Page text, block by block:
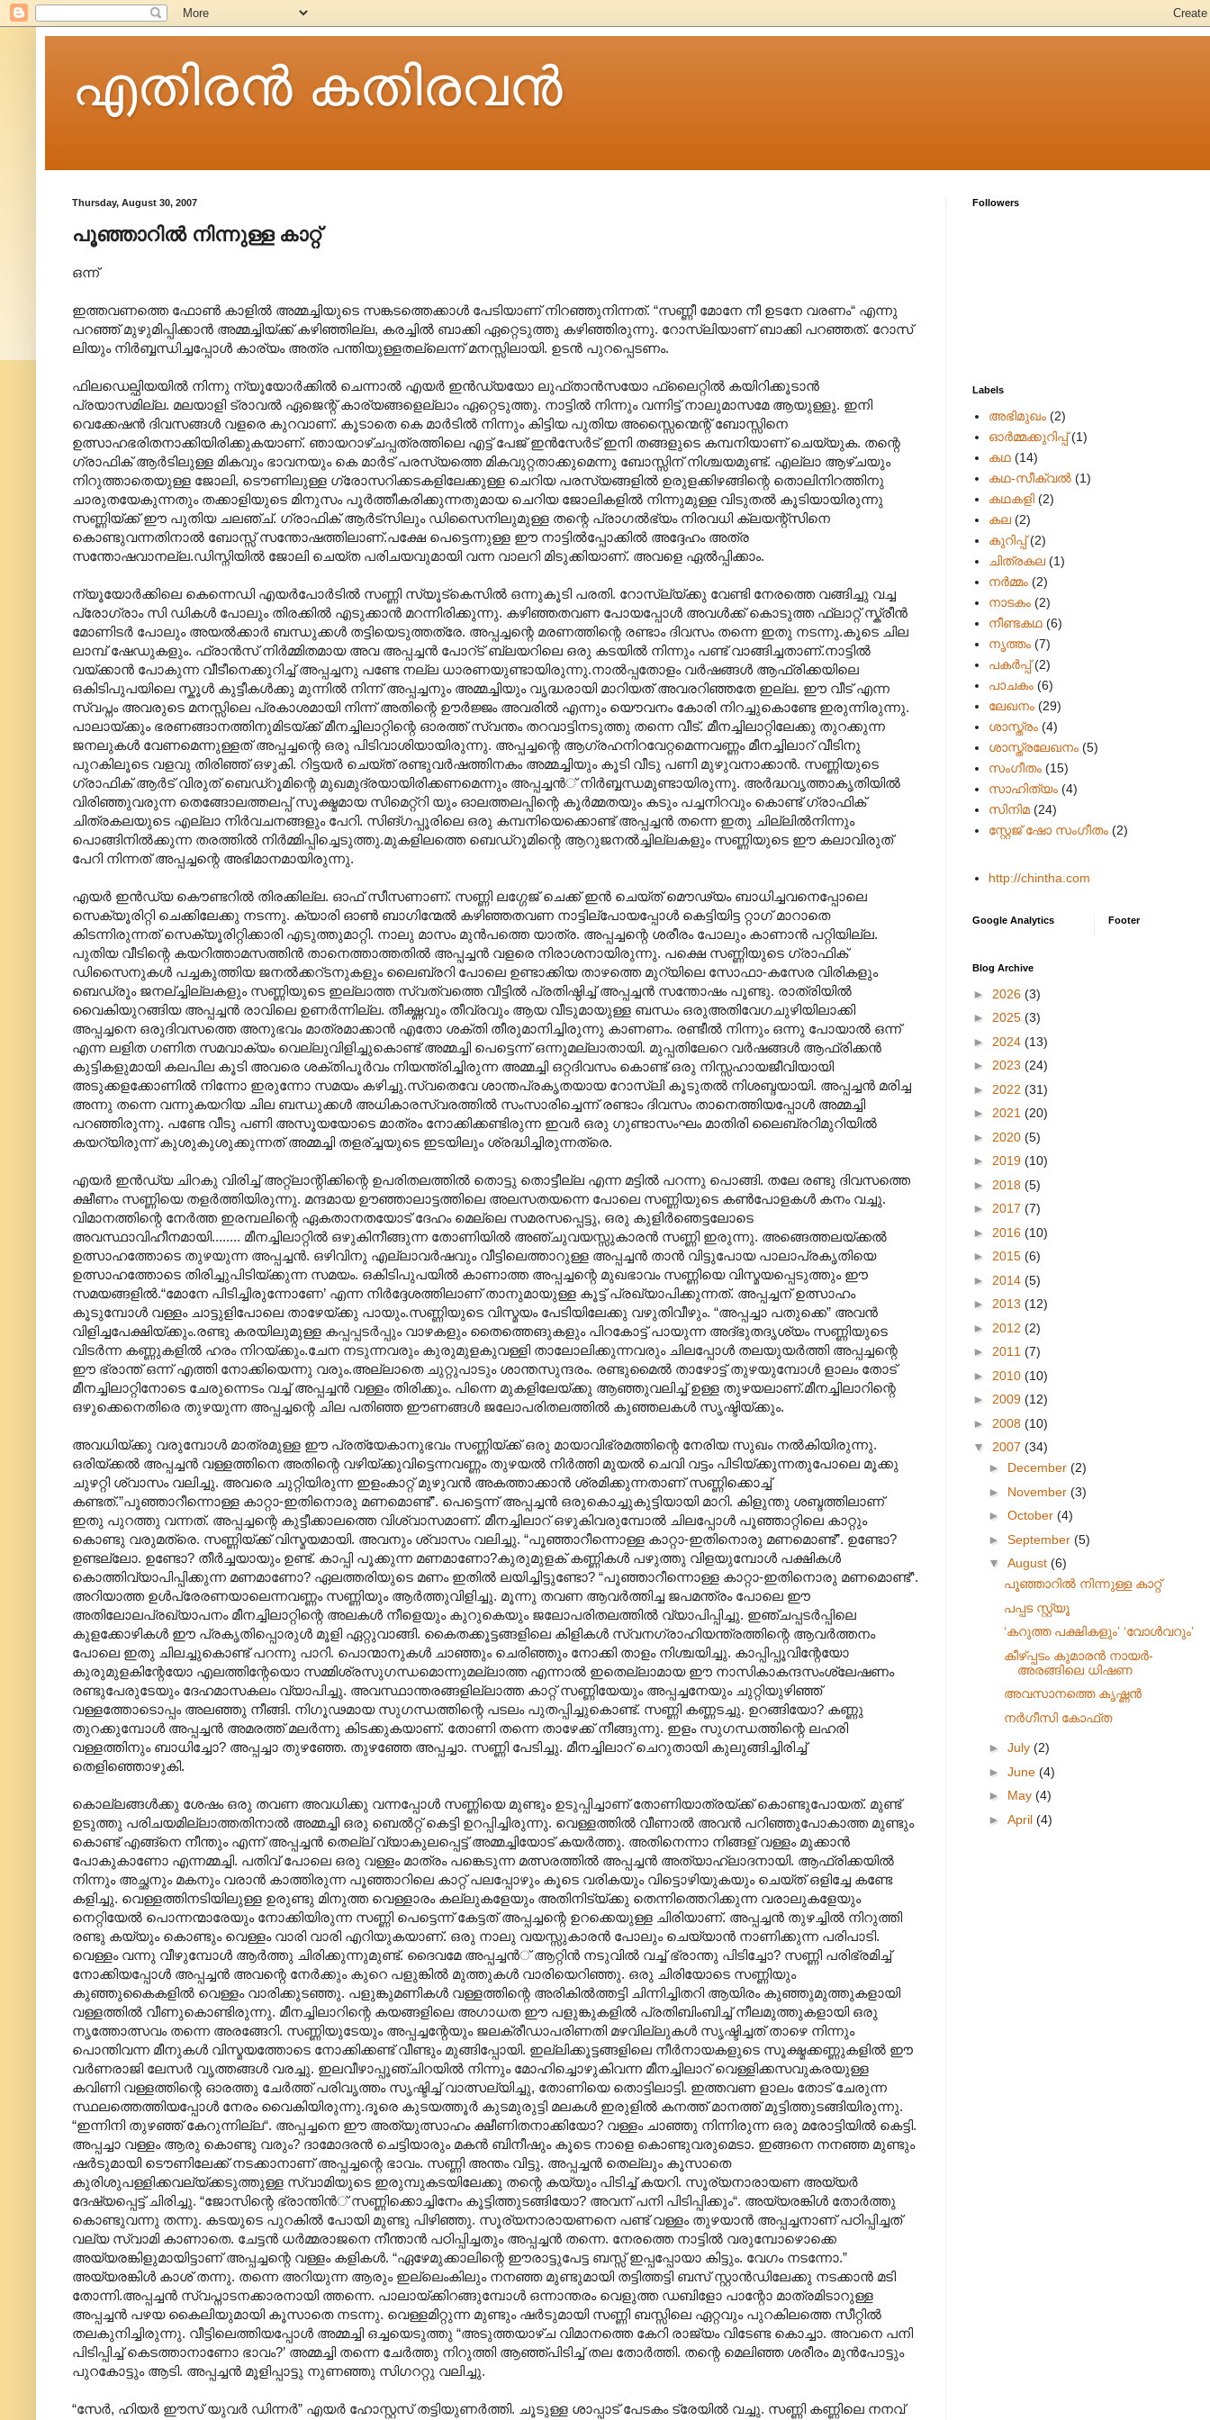
എതിരന്‍ കതിരവന്‍
Thursday, August 30, 2007
പൂഞ്ഞാറില്‍ നിന്നുള്ള കാറ്റ്
ഒന്ന്
ഇത്തവണത്തെ ഫോണ്‍ കാളില്‍ അമ്മച്ചിയുടെ സങ്കടത്തെക്കാള്‍ പേടിയാണ് നിറഞ്ഞുനിന്നത്. “സണ്ണീ മോനേ നീ ഉടനേ വരണം“ എന്നു
പറഞ്ഞ് മുഴുമിപ്പിക്കാന്‍ അമ്മച്ചിയ്ക്ക് കഴിഞ്ഞില്ല, കരച്ചില്‍ ബാക്കി ഏറ്റെടുത്തു കഴിഞ്ഞിരുന്നു. റോസ്‌ലിയാണ് ബാക്കി പറഞ്ഞത്. റോസ്
ലിയും നിര്‍ബ്ബന്ധിച്ചപ്പോള്‍ കാര്യം അത്ര പന്തിയുള്ളതല്ലെന്ന് മനസ്സിലായി. ഉടന്‍ പുറപ്പെടണം.
ഫിലഡെല്ഫിയയില്‍ നിന്നു ന്യൂയോര്‍ക്കില്‍ ചെന്നാല്‍ എയര്‍ ഇന്‍ഡ്യയോ ലുഫ്താന്‍സയോ ഫ്ലൈറ്റില്‍ കയിറിക്കൂടാന്‍
പ്രയാസമില്ല. മലയാളി ട്രാവല്‍ ഏജെന്റ് കാര്യങ്ങളെല്ലാം ഏറ്റെടുത്തു. നാട്ടില്‍ നിന്നും വന്നിട്ട് നാലുമാസമേ ആയുള്ളു. ഇനി
വെക്കേഷന്‍ ദിവസങ്ങള്‍ വളരെ കുറവാണ്. കൂടാതെ കെ മാര്‍ടില്‍ നിന്നും കിട്ടിയ പുതിയ അസ്സൈന്മെന്റ് ബോസ്സിനെ
ഉത്സാഹഭരിതനാക്കിയിരിക്കുകയാണ്. ഞായറാഴ്ചപ്പത്രത്തിലെ എട്ട് പേജ് ഇന്‍സേര്‍ട് ഇനി തങ്ങളുടെ കമ്പനിയാണ് ചെയ്യുക. തന്റെ
ഗ്രാഫിക് ആര്‍ടിലുള്ള മികവും ഭാവനയും കെ മാര്‍ട് പരസ്യത്തെ മികവുറ്റതാക്കുമെന്നു ബോസ്സിന് നിശ്ചയമുണ്ട്. എല്ലാ ആഴ്ചയും
നിറുത്താതെയുള്ള ജോലി, ടൌണിലുള്ള ഗ്രോസറിക്കടകളിലേക്കുള്ള ചെറിയ പരസ്യങ്ങളില്‍ ഉരുളക്കിഴങ്ങിന്റെ തൊലിനിറത്തിനു
ചാരുതയേകുന്നതും തക്കാളിയുടെ മിനുസം പൂര്‍ത്തീകരിക്കുന്നതുമായ ചെറിയ ജോലികളില്‍ നിന്നുമുള്ള വിടുതല്‍ കൂടിയായിരുന്നു
സണ്ണിയ്ക്ക് ഈ പുതിയ ചലഞ്ച്. ഗ്രാഫിക് ആര്‍ട്സിലും ഡിസൈനിലുമുള്ള തന്റെ പ്രാഗല്‍ഭ്യം നിരവധി ക്ലയന്റ്സിനെ
കൊണ്ടുവന്നതിനാല്‍ ബോസ്സ് സന്തോഷത്തിലാണ്.പക്ഷേ പെട്ടെന്നുള്ള ഈ നാട്ടില്‍പ്പോക്കില്‍ അദ്ദേഹം അത്ര
സന്തോഷവാനല്ല.ഡിസ്നിയില്‍ ജോലി ചെയ്ത പരിചയവുമായി വന്ന വാലറി മിടുക്കിയാണ്. അവളെ ഏല്‍പ്പിക്കാം.
ന്യൂയോര്‍ക്കിലെ കെന്നെഡി എയര്‍പോര്‍ടില്‍ സണ്ണി സ്യൂട്കെസില്‍ ഒന്നുകൂടി പരതി. റോസ്ല്യ്ക്കു വേണ്ടി നേരത്തെ വങ്ങിച്ചു വച്ച
പ്രോഗ്രാം സി ഡികള്‍ പോലും തിരക്കില്‍ എടുക്കാന്‍ മറന്നിരിക്കുന്നു. കഴിഞ്ഞതവണ പോയപ്പോള്‍ അവള്‍ക്ക് കൊടുത്ത ഫ്ലാറ്റ് സ്ക്രീന്‍
മോണിടര്‍ പോലും അയല്‍ക്കാര്‍ ബന്ധുക്കള്‍ തട്ടിയെടുത്തത്രേ. അപ്പച്ചന്റെ മരണത്തിന്റെ രണ്ടാം ദിവസം തന്നെ ഇതു നടന്നു.കൂടെ ചില
ലാമ്പ് ഷേഡുകളും. ഫ്രാന്‍സ് നിര്‍മ്മിതമായ അവ അപ്പച്ചന്‍ പോറ്ട് ബ്ലയറിലെ ഒരു കടയില്‍ നിന്നും പണ്ട് വാങ്ങിച്ചതാണ്.നാട്ടില്‍
വയ്ക്കാന്‍ പോകുന്ന വീടീനെക്കുറിച്ച് അപ്പച്ചനു പണ്ടേ നല്ല ധാരണയുണ്ടായിരുന്നു.നാല്‍പ്പതോളം വര്‍ഷങ്ങള്‍ ആഫ്രിക്കയിലെ
ഒകിടിപുപയിലെ സ്കൂള്‍ കുട്ടീകള്‍ക്കു മുന്നില്‍ നിന്ന് അപ്പച്ചനും അമ്മച്ചിയും വൃദ്ധരായി മാറിയത് അവരറിഞ്ഞതേ ഇല്ല. ഈ വീട് എന്ന
സ്വപ്നം അവരുടെ മനസ്സിലെ പ്രകാശമായി നിന്ന് അതിന്റെ ഊര്‍ജ്ജം അവരില്‍ എന്നും യൌവനം കോരി നിറച്ചുകൊണ്ടേ ഇരുന്നിരുന്നു.
പാലായ്ക്കും ഭരണങ്ങാനത്തിനുമിടയ്ക്ക് മീനച്ചിലാറ്റിന്റെ ഓരത്ത് സ്വന്തം തറവാട്ടിനടുത്തു തന്നെ വീട്. മീനച്ചിലാറ്റിലേക്കു തുറക്കുന്ന
ജനലുകള്‍ വേണമെന്നുള്ളത് അപ്പച്ചന്റെ ഒരു പിടിവാശിയായിരുന്നു. അപ്പച്ചന്റെ ആഗ്രഹനിറവേറ്റമെന്നവണ്ണം മീനച്ചിലാറ് വീടിനു
പുറകിലൂടെ വളവു തിരിഞ്ഞ് ഒഴുകി. റിട്ടയര്‍ ചെയ്ത് രണ്ടുവര്‍ഷത്തിനകം അമ്മച്ചിയും കൂടി വീടു പണി മുഴുവനാക്കാന്‍. സണ്ണിയുടെ
ഗ്രാഫിക് ആര്‍ട് വിരുത് ബെഡ്‌റൂമിന്റെ മുഖമുദ്രയായിരിക്കണമെന്നും അപ്പച്ചന്‍് നിര്‍ബ്ബന്ധമുണ്ടായിരുന്നു. അര്‍ദ്ധവൃത്താകൃതിയില്‍
വിരിഞ്ഞുവരുന്ന തെങ്ങോലത്തലപ്പ് സൂക്ഷ്മമായ സിമെറ്റ്റി യും ഓലത്തലപ്പിന്റെ കൂര്‍മ്മതയും കടും പച്ചനിറവും കൊണ്ട് ഗ്രാഫിക്
ചിത്രകലയുടെ എല്ലാ നിര്‍വചനങ്ങളും പേറി. സിങ്ഗപ്പൂരിലെ ഒരു കമ്പനിയെക്കൊണ്ട് അപ്പച്ചന്‍ തന്നെ ഇതു ചില്ലില്‍നിന്നും
പൊങ്ങിനില്‍ക്കുന്ന തരത്തില്‍ നിര്‍മ്മിപ്പിച്ചെടുത്തു.മുകളിലത്തെ ബെഡ്‌റൂമിന്റെ ആറുജനല്‍ച്ചില്ലകളും സണ്ണിയുടെ ഈ കലാവിരുത്
പേറി നിന്നത് അപ്പച്ചന്റെ അഭിമാനമായിരുന്നു.
എയര്‍ ഇന്‍ഡ്യ കൌണ്ടറില്‍ തിരക്കില്ല. ഓഫ് സീസണാണ്. സണ്ണി ലഗ്ഗേജ് ചെക്ക് ഇന്‍ ചെയ്ത് മൌഢ്യം ബാധിച്ചവനെപ്പോലെ
സെക്യൂരിറ്റി ചെക്കിലേക്കു നടന്നു. ക്യാരി ഓണ്‍ ബാഗിന്മേല്‍ കഴിഞ്ഞതവണ നാട്ടില്പോയപ്പോള്‍ കെട്ടിയിട്ട റ്റാഗ് മാറാതെ
കിടന്നിരുന്നത് സെക്യൂരിറ്റിക്കാരി എടുത്തുമാറ്റി. നാലു മാസം മുന്‍പത്തെ യാത്ര. അപ്പച്ചന്റെ ശരീരം പോലും കാണാന്‍ പറ്റിയില്ല.
പുതിയ വീടിന്റെ കയറിത്താമസത്തിന്‍ താനെത്താത്തതില്‍ അപ്പച്ചന്‍ വളരെ നിരാശനായിരുന്നു. പക്ഷെ സണ്ണിയുടെ ഗ്രാഫിക്
ഡിസൈനുകള്‍ പച്ചകുത്തിയ ജനല്‍ക്കറ്ടനുകളും ലൈബ്രറി പോലെ ഉണ്ടാക്കിയ താഴത്തെ മുറ്യിലെ സോഫാ-കസേര വിരികളും
ബെഡ്രൂം ജനല്ച്ചില്ലകളും സണ്ണിയുടെ ഇല്ലാത്ത സ്വത്വത്തെ വീട്ടില്‍ പ്രതിഷ്ഠിച്ച് അപ്പച്ചന്‍ സന്തോഷം പൂണ്ടു. രാത്രിയില്‍
വൈകിയുറങ്ങിയ അപ്പച്ചന്‍ രാവിലെ ഉണര്‍‍ന്നില്ല. തീക്ഷ്ണവും തീവ്രവും ആയ വീടുമായുള്ള ബന്ധം ഒരുഅതിവേഗചുഴിയിലാക്കി
അപ്പച്ചനെ ഒരുദിവസത്തെ അനുഭവം മാത്രമാക്കാന്‍ എതോ ശക്തി തീരുമാനിച്ചിരുന്നു കാണണം. രണ്ടീല്‍ നിന്നും ഒന്നു പോയാല്‍ ഒന്ന്
എന്ന ലളിത ഗണിത സമവാക്യം വെല്ലുവിളിച്ചുകൊണ്ട് അമ്മച്ചി പെട്ടെന്ന് ഒന്നുമല്ലാതായി. മുപ്പതിലേറെ വര്‍ഷങ്ങള്‍ ആഫ്രിക്കന്‍
കുട്ടികളുമായി കലപില കൂടി അവരെ ശക്തിപൂര്‍വം നിയന്ത്രിച്ചിരുന്ന അമ്മച്ചി ഒറ്റദിവസം കൊണ്ട് ഒരു നിസ്സഹായജീവിയായി
അടുക്കളക്കോണില്‍ നിന്നോ ഇരുന്നോ സമയം കഴിച്ചു.സ്വതെവേ ശാന്തപ്രകൃതയായ റോസ്‌ലി കൂടുതല്‍ നിശബ്ദയായി. അപ്പച്ചന്‍ മരിച്ച
അന്നു തന്നെ വന്നുകയറിയ ചില ബന്ധുക്കള്‍ അധികാരസ്വരത്തില്‍ സംസാരിച്ചെന്ന് രണ്ടാം ദിവസം താനെത്തിയപ്പോള്‍ അമ്മച്ചി
പറഞ്ഞിരുന്നു. പണ്ടേ വീടു പണി അസൂയയോടെ മാത്രം നോക്കിക്കണ്ടിരുന്ന ഇവര്‍ ഒരു ഗുണ്ടാസംഘം മാതിരി ലൈബ്രറിമുറിയില്‍
കയറ്യിരുന്ന് കുശുകുശുക്കുന്നത് അമ്മച്ചി തളര്ച്ചയുടെ ഇടയിലും ശ്രദ്ധിച്ചിരുന്നത്രെ.
എയര്‍ ഇന്‍ഡ്യ ചിറകു വിരിച്ച് അറ്റ്ലാന്റിക്കിന്റെ ഉപരിതലത്തില്‍ തൊട്ടു തൊട്ടീല്ല എന്ന മട്ടില്‍ പറന്നു പൊങ്ങി. തലേ രണ്ടു ദിവസത്തെ
ക്ഷീണം സണ്ണിയെ തളര്‍ത്തിയിരുന്നു. മന്ദമായ ഊഞ്ഞാലാട്ടത്തിലെ അലസതയന്നെ പോലെ സണ്ണിയുടെ കണ്‍പോളകള്‍ കനം വച്ചു.
വിമാനത്തിന്റെ നേര്‍ത്ത ഇരമ്പലിന്റെ ഏകതാനതയോട് ദേഹം മെല്ലെ സമരസപ്പെട്ടു, ഒരു കുളിര്‍ഞെട്ടലോടെ
അവസ്ഥാവിഹീനമായി........ മീനച്ചിലാറ്റില്‍ ഒഴുകിനീങ്ങുന്ന തോണിയില്‍ അഞ്ചുവയസ്സുകാരന്‍ സണ്ണി ഇരുന്നു. അങ്ങെത്തലയ്ക്കല്‍
ഉത്സാഹത്തോടെ തുഴയുന്ന അപ്പച്ചന്‍. ഒഴിവിനു എല്ലാവര്‍ഷവും വീട്ടിലെത്താറുള്ള അപ്പച്ചന്‍ താന്‍ വിട്ടുപോയ പാലാപ്രകൃതിയെ
ഉത്സാഹത്തോടെ തിരിച്ചുപിടിയ്ക്കുന്ന സമയം. ഒകിടിപുപയില്‍ കാണാത്ത അപ്പച്ചന്റെ മുഖഭാവം സണ്ണിയെ വിസ്മയപ്പെടുത്തും ഈ
സമയങ്ങളില്‍.“മോനേ പിടിച്ചിരുന്നോണേ’ എന്ന നിര്‍ദ്ദേശത്തിലാണ് താനുമായുള്ള കൂട്ട് പ്രഖ്യാപിക്കുന്നത്. അപ്പച്ചന് ഉത്സാഹം
കൂടുമ്പോള്‍ വള്ളം ചാട്ടുളിപോലെ താഴേയ്ക്കു പായും.സണ്ണിയുടെ വിസ്മയം പേടിയിലേക്കു വഴുതിവീഴും. “അപ്പച്ചാ പതുക്കെ” അവന്‍
വിളിച്ചപേക്ഷിയ്ക്കും.രണ്ടു കരയിലുമുള്ള കപ്പപ്പടര്‍പ്പും വാഴകളും തൈത്തെങുകളും പിറകോട്ട് പായുന്ന അദ്ഭുതദൃശ്യം സണ്ണിയുടെ
വിടര്‍ന്ന കണ്ണുകളില്‍ ഹരം നിറയ്ക്കും.ചേന നടുന്നവരും കുരുമുള‍കുവള്ളി താലോലിക്കുന്നവരും ചിലപ്പോള്‍ തലയുയര്‍ത്തി അപ്പച്ചന്റെ
ഈ ഭ്രാന്ത് ഒന്ന് എത്തി നോക്കിയെന്നു വരും.അല്ലാതെ ചുറ്റുപാടും ശാന്തസുന്ദരം. രണ്ടുമൈല്‍ താഴോട്ട് തുഴയുമ്പോള്‍ ളാലം തോട്
മീനച്ചിലാറ്റിനോടെ ചേരുന്നെടം വച്ച് അപ്പച്ചന്‍ വള്ളം തിരിക്കും. പിന്നെ മുകളിലേയ്ക്കു ആഞ്ഞുവലിച്ച് ഉള്ള തുഴയലാണ്.മീനച്ചിലാറിന്റെ
ഒഴുക്കെനെതിരെ തുഴയുന്ന അപ്പച്ചന്റെ ചില പതിഞ്ഞ ഈണങ്ങള്‍ ജലോപരിതലത്തില്‍ കുഞ്ഞലകള്‍ സൃഷ്ടിയ്ക്കും.
അവധിയ്ക്കു വരുമ്പോള്‍ മാത്രമുള്ള ഈ പ്രത്യേകാനുഭവം സണ്ണിയ്ക്ക് ഒരു മായാവിഭ്രമത്തിന്റെ നേരിയ സുഖം നല്‍കിയിരുന്നു.
ഒരിയ്ക്കല്‍ അപ്പച്ചന്‍ വള്ളത്തിനെ അതിന്റെ വഴിയ്ക്കുവിട്ടെന്നവണ്ണം തുഴയല്‍ നിര്‍ത്തി മുയല്‍ ചെവി വട്ടം പിടിയ്ക്കുന്നതുപോലെ മൂക്കു
ചുഴറ്റി ശ്വാസം വലിച്ചു. അവരെ ചുറ്റിയിരുന്ന ഇളംകാറ്റ് മുഴുവന്‍ അകത്താക്കാന്‍ ശ്രമിക്കുന്നതാണ് സണ്ണിക്കൊച്ച്
കണ്ടത്.”പൂഞ്ഞാറീന്നൊള്ള കാറ്റാ-ഇതിനൊരു മണമൊണ്ട്”. പെട്ടെന്ന് അപ്പച്ചന്‍ ഒരുകൊച്ചുകുട്ടിയായി മാറി. കിളുന്തു ശബ്ദത്തിലാണ്
ഇതു പുറത്തു വന്നത്. അപ്പച്ചന്റെ കുട്ടീക്കാലത്തെ വിശ്വാസമാണ്. മീനച്ചിലാറ് ഒഴുകിവരുമ്പോല്‍ ചിലപ്പോള്‍ പൂഞ്ഞാറ്റിലെ കാറ്റും
കൊണ്ടു വരുമത്രെ. സണ്ണിയ്ക്ക് വിസ്മയമായി. അവനും ശ്വാസം വലിച്ചു. “പൂഞ്ഞാറീന്നൊള്ള കാറ്റാ-ഇതിനൊരു മണമൊണ്ട്”. ഉണ്ടോ?
ഉണ്ടല്ലോ. ഉണ്ടോ? തീര്‍ച്ചയായും ഉണ്ട്. കാപ്പി പൂക്കുന്ന മണമാണോ?കുരുമുളക് കണ്ണികള്‍ പഴുത്തു വിളയുമ്പോള്‍ പക്ഷികള്‍
കൊത്തിവ്യാപിപ്പിക്കുന്ന മണമാണോ? ഏലത്തരിയുടെ മണം ഇതില്‍ ലയിച്ചിട്ടുണ്ടോ? “പൂഞ്ഞാറീന്നൊള്ള കാറ്റാ-ഇതിനൊരു മണമൊണ്ട്“.
അറിയാത്ത ഉള്‍പ്രേരണയാലെന്നവണ്ണം സണ്ണിയും ആര്‍ത്തുവിളിച്ചു. മൂന്നു തവണ ആവര്‍ത്തിച്ച ജപമന്ത്രം പോലെ ഈ
അതിലോലപ്രഖ്യാപനം മീനച്ചിലാറ്റിന്റെ അലകള്‍ നീളെയും കുറുകെയും ജലോപരിതല‍ത്തില്‍ വ്യാപിപ്പിച്ചു. ഇഞ്ചപ്പടര്‍പ്പിലെ
കുളക്കോഴികള്‍ ഈ പ്രകൃതിപ്പൊരുള്‍ മൂളി ഏറ്റുവാങ്ങി. കൈതക്കൂട്ടങ്ങളിലെ കിളികള്‍ സ്വനഗ്രാഹിയന്ത്രത്തിന്റെ ആവര്‍ത്തനം
പോലെ ഇതു ചിലച്ചുകൊണ്ട് പറന്നു പാറി. പൊന്മാനുകള്‍ ചാഞ്ഞും ചെരിഞ്ഞും നോക്കി താളം നിശ്ചയിച്ചു. കാപ്പിപ്പൂവിന്റേയോ
കുരുമുളകിന്റേയോ എലത്തിന്റേയൊ സമ്മിശ്രസുഗന്ധമൊന്നുമല്ലാ‍ത്ത എന്നാല്‍ ഇതെല്ലാമായ ഈ നാസികാകന്ദസംശ്ലേഷണം
രണ്ടുപേരുടേയും ദേഹമാസകലം വ്യാപിച്ചു. അവസ്ഥാന്തരങ്ങളില്ലാത്ത കാറ്റ് സണ്ണിയേയും അപ്പച്ചനേയും ചുറ്റിയുഴിഞ്ഞ്
വള്ളത്തോടൊപ്പം അലഞ്ഞു നീങ്ങി. നിഗൂഢമായ സുഗന്ധത്തിന്റെ പടലം പുതപ്പിച്ചുകൊണ്ട്. സണ്ണി കണ്ണടച്ചു. ഉറങ്ങിയോ? കണ്ണു
തുറക്കുമ്പോള്‍ അപ്പച്ചന്‍ അമരത്ത് മലര്‍ന്നു കിടക്കുകയാണ്. തോണി തന്നെ താഴേക്ക് നീങ്ങുന്നു. ഇളം സുഗന്ധത്തിന്റെ ലഹരി
വള്ളത്തിനും ബാധിച്ചോ? അപ്പച്ചാ തുഴഞ്ഞേ. തുഴഞ്ഞേ അപ്പച്ചാ. സണ്ണി പേടിച്ചു. മീനച്ചിലാറ് ചെറുതായി കുലുങ്ങിച്ചിരിച്ച്
തെളിഞ്ഞൊഴുകി.
കൊല്ലങ്ങള്‍ക്കു ശേഷം ഒരു തവണ അവധിക്കു വന്നപ്പോള്‍ സണ്ണിയെ മുണ്ടും ഉടുപ്പിച്ചാണ് തോണിയാത്രയ്ക്ക് കൊണ്ടുപോയത്. മുണ്ട്
ഉടുത്തു പരിചയമില്ലാത്തതിനാല്‍ അമ്മച്ചി ഒരു ബെല്‍റ്റ് കെട്ടി ഉറപ്പിച്ചിരുന്നു. വെള്ളത്തില്‍ വീണാല്‍ അവന്‍ പറിഞ്ഞുപോകാത്ത മുണ്ടും
കൊണ്ട് എങ്ങ്നെ നീന്തും എന്ന് അപ്പച്ചന്‍ തെല്ല് വ്യാകുലപ്പെട്ട് അമ്മച്ചിയോട് കയര്‍ത്തു. അതിനെന്നാ നിങ്ങള് വള്ളം മുക്കാന്‍
പോകുകാണോ എന്നമ്മച്ചി. പതിവ് പോലെ ഒരു വള്ളം മാത്രം പങ്കെടുന്ന മത്സരത്തില്‍ അപ്പച്ചന്‍ അത്യാഹ്ലാദനായി. ആഫ്രിക്കയില്‍
നിന്നും അച്ഛനും മകനും വരാന്‍‍ കാത്തിരുന്ന പൂഞ്ഞാറിലെ കാറ്റ് പലപ്പോഴും കൂടെ വരികയും വിട്ടൊഴിയുകയും ചെയ്ത് ഒളിച്ചേ കണ്ടേ
കളിച്ചു. വെള്ളത്തിനടിയിലുള്ള ഉരുണ്ടു മിനുത്ത വെള്ളാരം കല്ലുകളേയും അതിനിട്യ്ക്കു തെന്നിത്തെറിക്കുന്ന വരാലുകളേയും
നെറ്റിയേല്‍ പൊന്നന്മാരേയും നോക്കിയിരുന്ന സണ്ണി പെട്ടെന്ന് കേട്ടത് അപ്പച്ചന്റെ ഉറക്കെയുള്ള ചിരിയാണ്. അപ്പച്ചന്‍ തുഴച്ചില്‍ നിറുത്തി
രണ്ടു കയ്യും കൊണ്ടും വെള്ളം വാരി വാരി എറിയുകയാണ്. ഒരു നാലു വയസ്സുകാരന്‍ പോലും ചെയ്യാന്‍ നാണിക്കുന്ന പരിപാടി.
വെള്ളം വന്നു വീഴുമ്പോള്‍‍ ആര്‍ത്തു ചിരിക്കുന്നുമുണ്ട്. ദൈവമേ അപ്പച്ചന്‍് ആ‍റ്റിന്‍ നടുവില്‍ വച്ച് ഭ്രാന്തു പിടിച്ചോ? സണ്ണി പരിഭ്രമിച്ച്
നോക്കിയപ്പോള്‍ അപ്പച്ചന്‍ അവന്റെ നേര്‍ക്കും കുറെ പളുങ്കില്‍ മുത്തുകള്‍ വാരിയെറിഞ്ഞു. ഒരു ചിരിയോടെ സണ്ണിയും
കുഞ്ഞുകൈകളില്‍ വെള്ളം വാരിക്കുടഞ്ഞു. പളുങ്കുമണികള്‍ വള്ളത്തിന്റെ അരികില്‍ത്തട്ടി ചിന്നിച്ചിതറി ആയിരം കുഞ്ഞുമുത്തുകളായി
വള്ളത്തില്‍ വീണുകൊണ്ടിരുന്നു. മീനച്ചിലാറിന്റെ കയങ്ങളിലെ അഗാധത ഈ പളുങ്കുകളില്‍ പ്രതിബിംബിച്ച് നീലമുത്തുകളായി ഒരു
നൃത്തോത്സവം തന്നെ അരങ്ങേറി. സണ്ണിയുടേയും അപ്പച്ചന്റേയും ജലക്രീഡാപരിണതി മഴവില്ലുകള്‍ സൃഷ്ടിച്ചത് താഴെ നിന്നും
പൊന്തിവന്ന മീനുകള്‍ വിസ്മയത്തോടെ നോക്കിക്കണ്ട് വീണ്ടും മുങ്ങിപ്പോയി. ഇല്ലിക്കൂട്ടങ്ങളിലെ നീര്‍നായകളുടെ സൂക്ഷ്മക്കണ്ണുകളില്‍ ഈ
വര്‍ണരാജി ലേസര്‍ വൃത്തങ്ങള്‍ വരച്ചു. ഇലവീഴാപ്പൂഞ്ചിറയില്‍ നിന്നും മോഹിച്ചൊഴുകിവന്ന മീനച്ചിലാറ്‌ വെള്ളിക്കസവുകരയുള്ള
കവിണി വള്ളത്തിന്റെ ഓരത്തു ചേര്‍ത്ത് പരിവൃത്തം സൃഷ്ടിച്ച് വാത്സല്യിച്ചു, തോണിയെ തൊട്ടിലാട്ടി. ഇത്തവണ ളാലം തോട് ചേരുന്ന
സ്ഥലത്തെത്തിയപ്പോള്‍ നേരം വൈകിയിരുന്നു.ദൂരെ കുടയത്തൂര്‍ കുടമുരുട്ടി മലകള്‍ ഇരുളില്‍ കനത്ത് മാ‍നത്ത് മുട്ടിത്തുടങ്ങിയിരുന്നു.
“ഇന്നിനി തുഴഞ്ഞ് കേറുന്നില്ല“. അപ്പച്ചനെ ഈ അത്യുത്സാഹം ക്ഷീണിതനാക്കിയോ? വള്ളം ചാഞ്ഞു നിന്നിരുന്ന ഒരു മരോട്ടിയില്‍ കെട്ടി.
അപ്പച്ചാ വള്ളം ആരു കൊണ്ടു വരും? ദാമോദരന്‍ ചെട്ടിയാരും മകന്‍ ബിനീഷും കൂടെ നാളെ കൊണ്ടുവരുമെടാ. ഇങ്ങനെ നനഞ്ഞ മുണ്ടും
ഷര്‍ടുമായി ടൌണിലേക്ക് നടക്കാനാണ് അപ്പച്ചന്റെ ഭാവം. സണ്ണി അന്തം വിട്ടു. അപ്പച്ചന്‍ തെല്ലും കൂസാതെ
കുരിശുപള്ളിക്കവല്യ്ക്കടുത്തുള്ള സ്വാമിയുടെ ഇരുമ്പുകടയിലേക്കു തന്റെ കയ്യും പിടിച്ച് കയറി. സൂര്യനാരായണ അയ്യര്‍
ദേഷ്യപ്പെട്ട് ചിരിച്ചു. “ജോസിന്റെ ഭ്രാന്തിന്‍് സണ്ണിക്കൊച്ചിനേം കൂട്ടിത്തുടങ്ങിയോ? അവന് പനി പിടിപ്പിക്കും“. അയ്യരങ്കിള്‍ തോര്‍ത്തു
കൊണ്ടുവന്നു തന്നു. കടയുടെ പുറകില്‍ പോയി മുണ്ടു പിഴിഞ്ഞു. സൂര്യനാരായണനെ പണ്ട് വള്ളം തുഴയാന്‍ അപ്പച്ചനാണ് പഠിപ്പിച്ചത്
വല്യ സ്വാമി കാണാതെ. ചേട്ടന്‍ ധര്‍മ്മരാജനെ നീന്താന്‍ പഠിപ്പിച്ചതും അപ്പച്ചന്‍ തന്നെ. നേരത്തെ നാട്ടില്‍ വരുമ്പോഴൊക്കെ
അയ്യരങ്കിളുമായിട്ടാണ‍് അപ്പച്ചന്റെ വള്ളം കളികള്‍. “ഏഴേമുക്കാലിന്റെ ഈരാട്ടുപേട്ട ബസ്സ് ഇപ്പപ്പോയാ കിട്ടും. വേഗം നടന്നോ.”
അയ്യരങ്കിള്‍ കാശ് തന്നു. തന്നെ അറിയുന്ന ആരും ഇല്ലെംകിലും നനഞ്ഞ മുണ്ടുമായി തട്ടിത്തട്ടി ബസ് സ്റ്റാന്‍ഡിലേക്കു നടക്കാന്‍ മടി
തോന്നി.അപ്പച്ചന്‍ സ്വപ്നാടനക്കാരനായി ത്തന്നെ. പാലായ്ക്കിറങ്ങുമ്പോള്‍ ഒന്നാന്തരം വെളുത്ത ഡബിളോ പാന്റോ മാത്രമിടാറുള്ള
അപ്പച്ചന്‍ പഴയ കൈലിയുമായി കൂസാതെ നടന്നു. വെള്ളമിറ്റുന്ന മുണ്ടും ഷര്‍ടുമായി സണ്ണി ബസ്സിലെ ഏറ്റവും പുറകിലത്തെ സീറ്റില്‍
തലകുനിച്ചിരുന്നു. വീട്ടിലെത്തിയപ്പോള്‍ അമ്മച്ചി ഒച്ചയെടുത്തു “അടുത്തയാഴ്ച വിമാനത്തെ കേറി രാജ്യം വിടേണ്ട കൊച്ചാ. അവനെ പനി
പിടിപ്പിച്ച് കെടത്താനാണോ ഭാവം?’ അമ്മച്ചി തന്നെ ചേര്‍ത്തു നിറുത്തി ആഞ്ഞ്പിടിച്ച് തല തോര്‍ത്തി. തന്റെ മെലിഞ്ഞ ശരീരം മുന്‍പോട്ടും
പുറകോട്ടും ആടി. അപ്പച്ചന്‍ മൂളിപ്പാട്ടു നുണഞ്ഞു സിഗററ്റു വലി‍ച്ചു.
“സേര്‍, ഹിയര്‍ ഈസ് യുവര്‍‍ ഡിന്നര്‍‍” എയര്‍ ഹോസ്റ്റസ് തട്ടിയുണര്‍ത്തി. ചൂടുള്ള ശാപ്പാട് പേടകം ട്രേയില്‍ വച്ചു. സണ്ണി കണ്ണിലെ നനവ്
Followers
Labels
അഭിമുഖം (2)
ഓർമ്മക്കുറിപ്പ് (1)
കഥ (14)
കഥ-സീക്വല്‍ (1)
കഥകളി (2)
കല (2)
കുറിപ്പ് (2)
ചിത്രകല (1)
നർമ്മം (2)
നാടകം (2)
നീണ്ടകഥ (6)
നൃത്തം (7)
പകര്‍പ്പ് (2)
പാചകം (6)
ലേഖനം (29)
ശാസ്ത്രം (4)
ശാസ്ത്രലേഖനം (5)
സംഗീതം (15)
സാഹിത്യം (4)
സിനിമ (24)
സ്റ്റേജ് ഷോ സംഗീതം (2)
http://chintha.com
Google Analytics Footer
Blog Archive
► 2026 (3)
► 2025 (3)
► 2024 (13)
► 2023 (24)
► 2022 (31)
► 2021 (20)
► 2020 (5)
► 2019 (10)
► 2018 (5)
► 2017 (7)
► 2016 (10)
► 2015 (6)
► 2014 (5)
► 2013 (12)
► 2012 (2)
► 2011 (7)
► 2010 (10)
► 2009 (12)
► 2008 (10)
▼ 2007 (34)
► December (2)
► November (3)
► October (4)
► September (5)
▼ August (6)
പൂഞ്ഞാറില്‍ നിന്നുള്ള കാറ്റ്
പപ്പട സ്റ്റ്യൂ
‘കറുത്ത പക്ഷികളും’ ‘വോള്‍വറും’
കീഴ്പ്പടം കുമാരന്‍ നായര്‍-
അരങ്ങിലെ ധിഷണ
അവസാനത്തെ കൃഷ്ണന്‍
നര്‍ഗീസി കോഫ്‌ത
► July (2)
► June (4)
► May (4)
► April (4)